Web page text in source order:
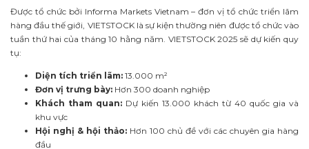
Được tổ chức bởi Informa Markets Vietnam – đơn vị tổ chức triển lãm
hàng đầu thế giới, VIETSTOCK là sự kiện thường niên được tổ chức vào
tuần thứ hai của tháng 10 hằng năm. VIETSTOCK 2025 sẽ dự kiến quy
tụ:
Diện tích triển lãm: 13.000 m²
Đơn vị trưng bày: Hơn 300 doanh nghiệp
Khách tham quan: Dự kiến 13.000 khách từ 40 quốc gia và
khu vực
Hội nghị & hội thảo: Hơn 100 chủ đề với các chuyên gia hàng
đầu